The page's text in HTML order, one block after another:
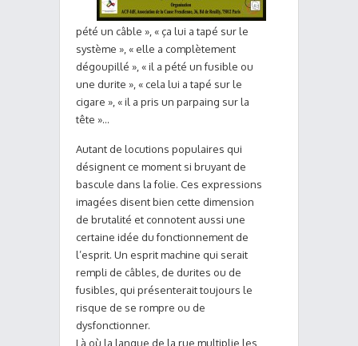
pété un câble », « ça lui a tapé sur le
système », « elle a complètement
dégoupillé », « il a pété un fusible ou
une durite », « cela lui a tapé sur le
cigare », « il a pris un parpaing sur la
tête »…
Autant de locutions populaires qui
désignent ce moment si bruyant de
bascule dans la folie. Ces expressions
imagées disent bien cette dimension
de brutalité et connotent aussi une
certaine idée du fonctionnement de
l’esprit. Un esprit machine qui serait
rempli de câbles, de durites ou de
fusibles, qui présenterait toujours le
risque de se rompre ou de
dysfonctionner.
Là où la langue de la rue multiplie les